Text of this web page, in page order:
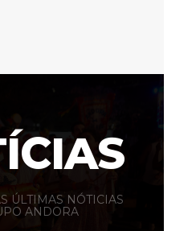
ÚLTIMAS NÓTICIAS
ANDORA